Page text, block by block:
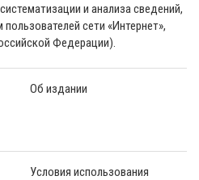
и анализа сведений,
сети «Интернет»,
Федерации).
Об издании
Условия использования